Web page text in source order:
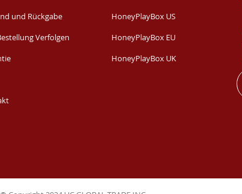
und Rückgabe
Verfolgen
HoneyPlayBox US
HoneyPlayBox EU
HoneyPlayBox UK